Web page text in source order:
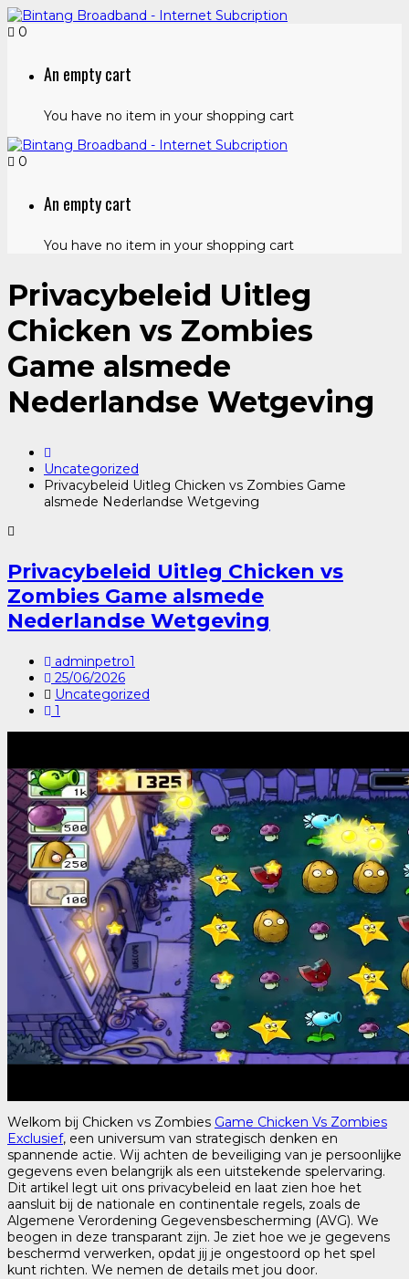
0
An empty cart
You have no item in your shopping cart
0
An empty cart
You have no item in your shopping cart
Privacybeleid Uitleg
Chicken vs Zombies
Game alsmede
Nederlandse Wetgeving
Uncategorized
Privacybeleid Uitleg Chicken vs Zombies Game
alsmede Nederlandse Wetgeving
Privacybeleid Uitleg Chicken vs
Zombies Game alsmede
Nederlandse Wetgeving
adminpetro1
25/06/2026
Uncategorized
1
Welkom bij Chicken vs Zombies Game Chicken Vs Zombies
Exclusief, een universum van strategisch denken en
spannende actie. Wij achten de beveiliging van je persoonlijke
gegevens even belangrijk als een uitstekende spelervaring.
Dit artikel legt uit ons privacybeleid en laat zien hoe het
aansluit bij de nationale en continentale regels, zoals de
Algemene Verordening Gegevensbescherming (AVG). We
beogen in deze transparant zijn. Je ziet hoe we je gegevens
beschermd verwerken, opdat jij je ongestoord op het spel
kunt richten. We nemen de details met jou door.